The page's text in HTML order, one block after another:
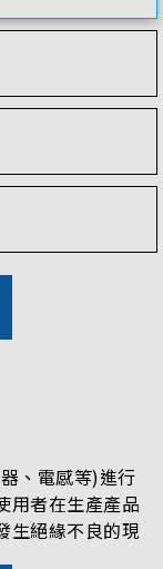
、電感等)進行
用者在生產產品
生絕緣不良的現